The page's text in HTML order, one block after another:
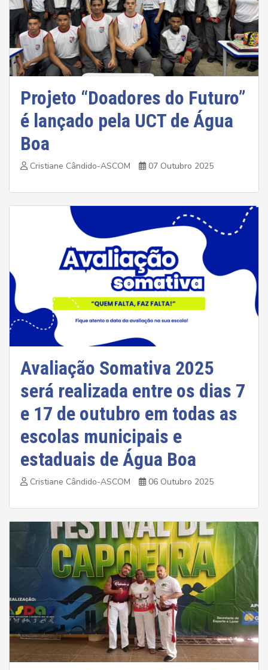
Projeto “Doadores do Futuro”
é lançado pela UCT de Água
Boa
Cristiane Cândido-ASCOM 07 Outubro 2025
Avaliação Somativa 2025
será realizada entre os dias 7
e 17 de outubro em todas as
escolas municipais e
estaduais de Água Boa
Cristiane Cândido-ASCOM 06 Outubro 2025